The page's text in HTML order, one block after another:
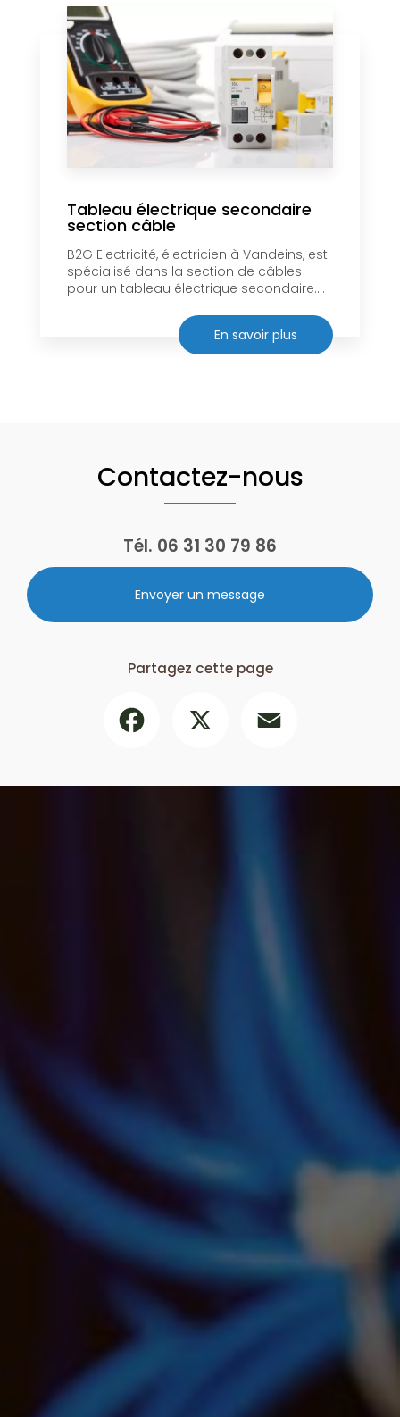
Tableau électrique secondaire
section câble
B2G Electricité, électricien à Vandeins, est
spécialisé dans la section de câbles
pour un tableau électrique secondaire....
En savoir plus
Contactez-nous
Tél. 06 31 30 79 86
Envoyer un message
Partagez cette page